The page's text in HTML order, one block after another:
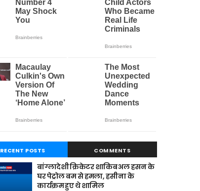
RECENT POSTS COMMENTS
बांग्लादेशी क्रिकेटर शाकिब अल हसन के
घर पेट्रोल बम से हमला, हसीना के
कार्यक्रम हुए थे शामिल